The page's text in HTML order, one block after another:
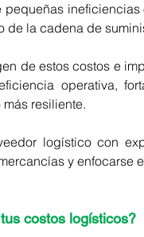
pequeñas
de la cadena de
de estos costos e
operativa,
resiliente.
logístico con
y enfocarse
costos logísticos?